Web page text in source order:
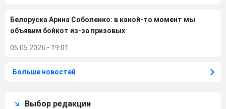
Белоруска Арина Соболенко: в какой-то момент мы
объявим бойкот из-за призовых
05.05.2026 • 19:01
Больше новостей
Выбор редакции